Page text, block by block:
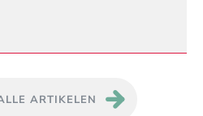
ARTIKELEN